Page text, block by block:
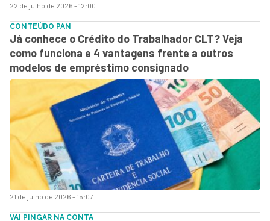
22 de julho de 2026 - 12:00
21 de julho de 2026 - 15:07
CONTEÚDO PAN
Já conhece o Crédito do Trabalhador CLT? Veja
como funciona e 4 vantagens frente a outros
modelos de empréstimo consignado
VAI PINGAR NA CONTA